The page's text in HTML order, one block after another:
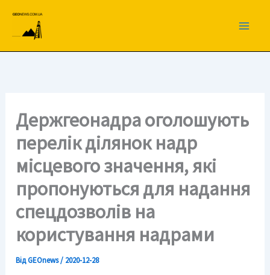
вмісту
Держгеонадра оголошують
перелік ділянок надр
місцевого значення, які
пропонуються для надання
спецдозволів на
користування надрами
ВідGEOnews/ 2020-12-28